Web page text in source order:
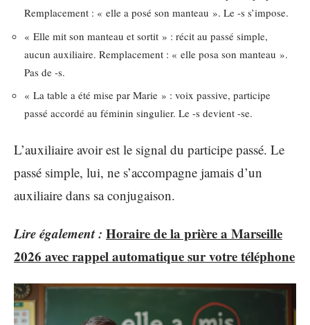
Remplacement : « elle a posé son manteau ». Le -s s’impose.
« Elle mit son manteau et sortit » : récit au passé simple,
aucun auxiliaire. Remplacement : « elle posa son manteau ».
Pas de -s.
« La table a été mise par Marie » : voix passive, participe
passé accordé au féminin singulier. Le -s devient -se.
L’auxiliaire avoir est le signal du participe passé. Le
passé simple, lui, ne s’accompagne jamais d’un
auxiliaire dans sa conjugaison.
Lire également : Horaire de la prière a Marseille
2026 avec rappel automatique sur votre téléphone